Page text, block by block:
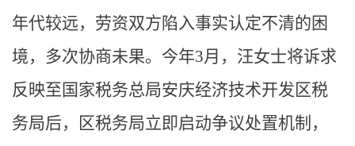
年代较远，劳资双方陷入事实认定不清的困
境，多次协商未果。今年3月，汪女士将诉求
反映至国家税务总局安庆经济技术开发区税
务局后，区税务局立即启动争议处置机制，